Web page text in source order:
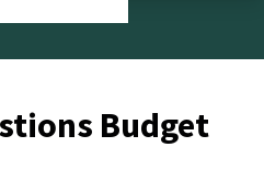
Budget